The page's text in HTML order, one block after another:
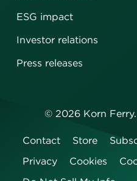
ESG impact
Investor relations
Press releases
© 2026Korn
Contact Store
Privacy
Cookies